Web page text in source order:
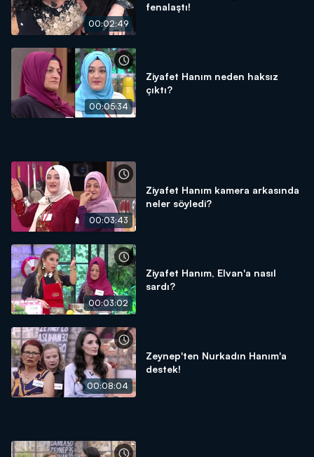
00:02:49
fenalaştı!
00:05:34
Ziyafet Hanım neden haksız
çıktı?
00:03:43
Ziyafet Hanım kamera arkasında
neler söyledi?
00:03:02
Ziyafet Hanım, Elvan'a nasıl
sardı?
00:08:04
Zeynep'ten Nurkadın Hanım'a
destek!